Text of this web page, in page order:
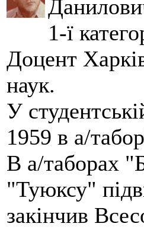
1-ї
Доцент
наук.
У
1959 в а/
В а/таборах
"Туюксу"
закінчив